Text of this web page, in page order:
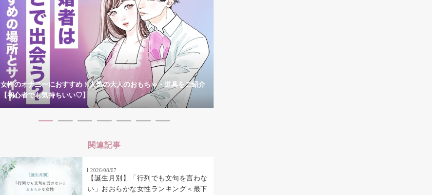
女性のオナニーにおすすめ！人気の大人のおもちゃ・道具をご紹介
【初心者でも気持ちいい♡】
関連記事
2026/08/07
【誕生月別】「行列でも文句を言わな
い」おおらかな女性ランキング＜最下